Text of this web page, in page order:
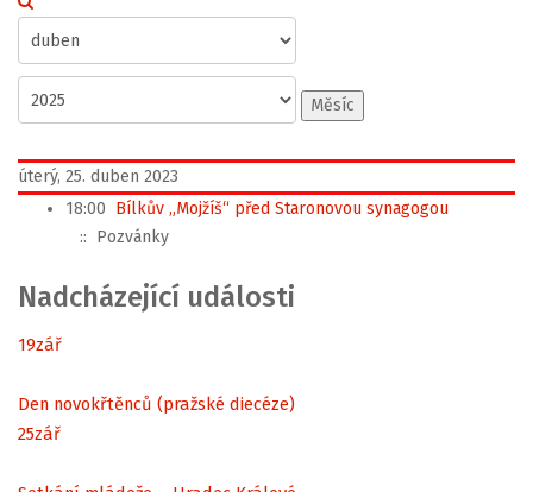
Měsíc
úterý, 25. duben 2023
18:00 Bílkův „Mojžíš“ před Staronovou synagogou
:: Pozvánky
Nadcházející události
19zář
Den novokřtěnců (pražské diecéze)
25zář